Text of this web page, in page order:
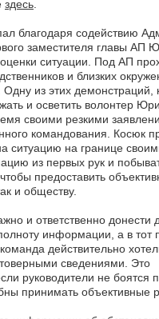
здесь
благодаря содействию
заместителя главы АП
ситуации. Под АП
и близких
из этих демонстраций,
и осветить волонтер
своими резкими
командования. Косюк
ситуацию на границе
из первых рук и
предоставить
и обществу.
и ответственно донести
информации, а в тот
действительно
сведениями. Это
руководители не боятся
принимать объективные